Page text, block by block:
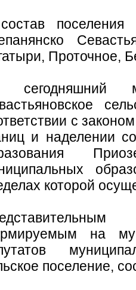
поселения
Проточное,
сегодняшний
с
и наделении
которой
на
поселение,